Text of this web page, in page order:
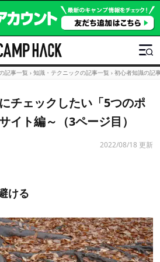
記事一覧 › 知識・テクニックの記事一覧 › 初心者知識の記
チェックしたい「5つのポ
イト編～（3ページ目）
2022/08/18 更新
ける